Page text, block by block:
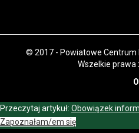
© 2017 - Powiatowe Centrum
Wszelkie prawa
Przeczytaj artykuł: Obowiązek
Zapoznałam/em się